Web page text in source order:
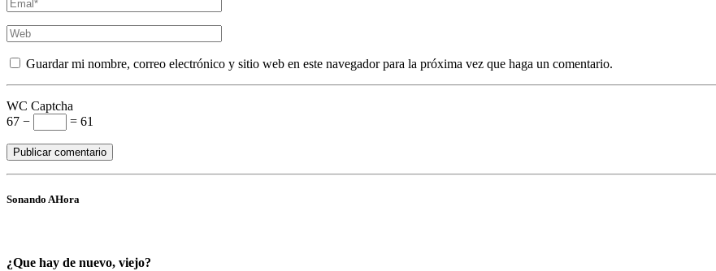
Guardar mi nombre, correo electrónico y sitio web en este navegador para la próxima vez que haga un comentario.
WC Captcha
67 −
= 61
Sonando AHora
¿Que hay de nuevo, viejo?